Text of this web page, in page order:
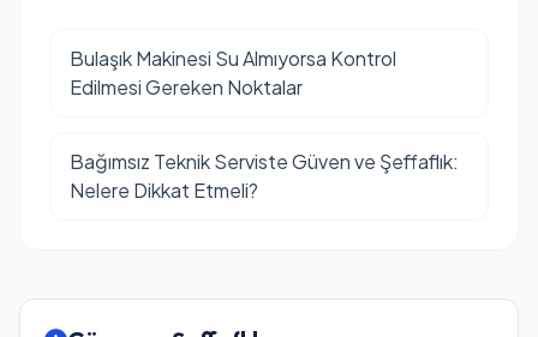
Bulaşık Makinesi Su Almıyorsa Kontrol
Edilmesi Gereken Noktalar
Bağımsız Teknik Serviste Güven ve Şeffaflık:
Nelere Dikkat Etmeli?